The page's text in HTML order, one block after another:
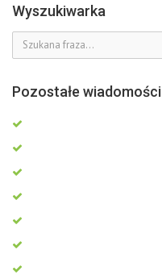
Wyszukiwarka
Pozostałe wiadomości